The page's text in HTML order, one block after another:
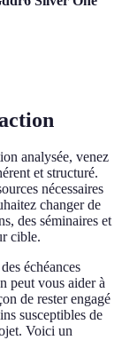
analysée, venez
et structuré.
nécessaires
changer de
des séminaires et
cible.
échéances
peut vous aider à
de rester engagé
susceptibles de
Voici un